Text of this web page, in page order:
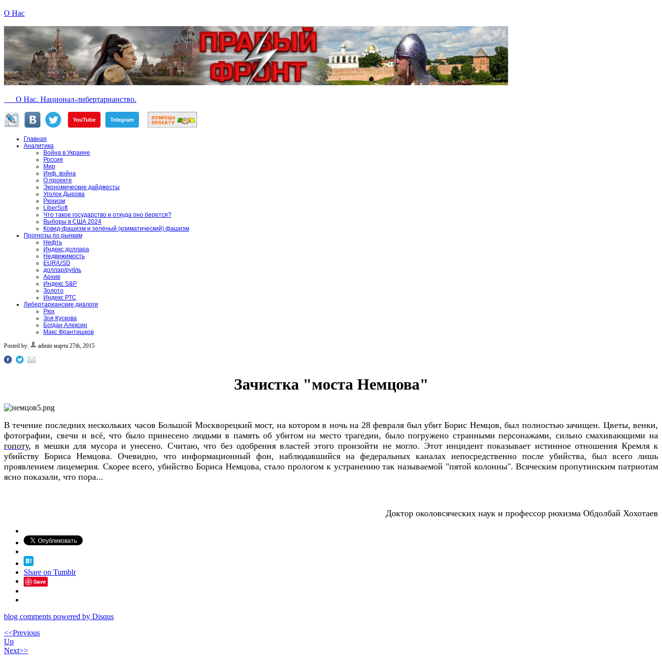
О Нас
О Нас. Национал-либертарианство.
YouTube Telegram
Главная
Аналитика
Война в Украине
Россия
Мир
Инф. война
О проекте
Экономические дайджесты
Уголок Дырова
Рюхизм
LiberSoft
Что такое государство и откуда оно берется?
Выборы в США 2024
Ковид-фашизм и зелёный (климатический) фашизм
Прогнозы по рынкам
Нефть
Индекс доллара
Недвижимость
EUR/USD
доллар/рубль
Архив
Индекс S&P
Золото
Индекс РТС
Либертарианские диалоги
Рюх
Зоя Кускова
Богдан Алексин
Макс Франтишков
Posted by:
admin марта 27th, 2015
Зачистка "моста Немцова"
В течение последних нескольких часов Большой Москворецкий мост, на котором в ночь на 28 февраля был убит Борис Немцов, был полностью зачищен. Цветы, венки,
фотографии, свечи и всё, что было принесено людьми в память об убитом на место трагедии, было погружено странными персонажами, сильно смахивающими на
гопоту, в мешки для мусора и унесено. Считаю, что без одобрения властей этого произойти не могло. Этот инцидент показывает истинное отношения Кремля к
убийству Бориса Немцова. Очевидно, что информационный фон, наблюдавшийся на федеральных каналах непосредственно после убийства, был всего лишь
проявлением лицемерия. Скорее всего, убийство Бориса Немцова, стало прологом к устранению так называемой "пятой колонны". Всяческим пропутинским патриотам
ясно показали, что пора...
Доктор околовсяческих наук и профессор рюхизма Обдолбай Хохотаев
Share on Tumblr
Save
blog comments powered by Disqus
<<Previous
Up
Next>>